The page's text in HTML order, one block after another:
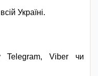
Україні.
Telegram, Viber чи